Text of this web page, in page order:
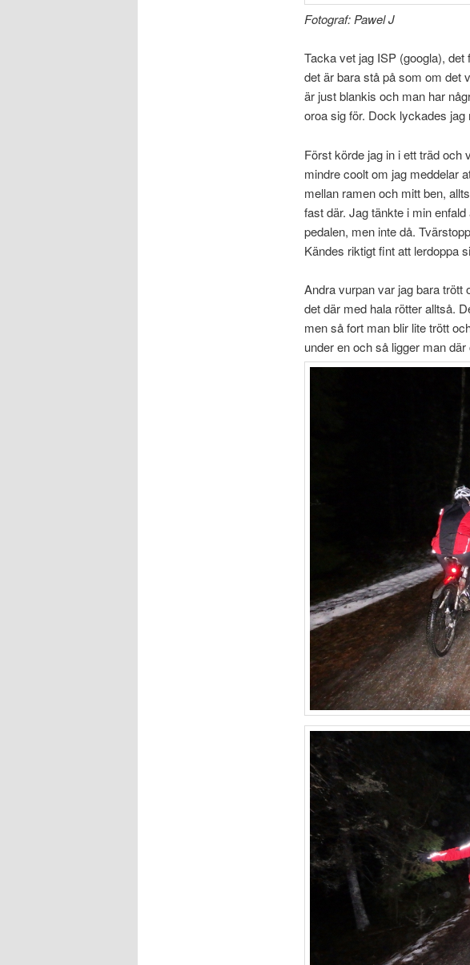
Fotograf: Pawel J
Tacka vet jag ISP (googla),
det är bara stå på som om det
är just blankis och man har
oroa sig för. Dock lyckades
Först körde jag in i ett träd och
mindre coolt om jag meddelar
mellan ramen och mitt ben,
fast där. Jag tänkte i min
pedalen, men inte då.
Kändes riktigt fint att lerdoppa
Andra vurpan var jag bara trött
det där med hala rötter alltså.
men så fort man blir lite trött
under en och så ligger man